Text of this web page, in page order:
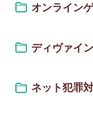
オンライン
ディヴァイ
ネット犯罪